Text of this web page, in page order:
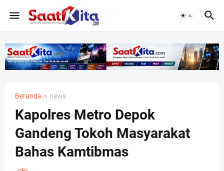
Beranda news
Kapolres Metro Depok
Gandeng Tokoh Masyarakat
Bahas Kamtibmas